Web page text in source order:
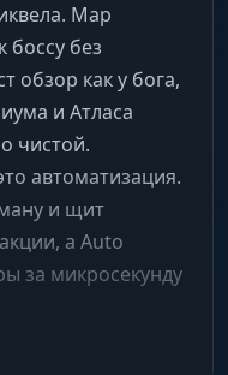
Map
боссу без
обзор как у бога,
и Атласа
чистой.
автоматизация.
и щит
а Auto
за микросекунду
GGG, поэтому в
для